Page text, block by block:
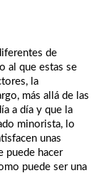
de
al que estas se
la
más allá de las
a día y que la
minorista, lo
unas
puede hacer
puede ser una